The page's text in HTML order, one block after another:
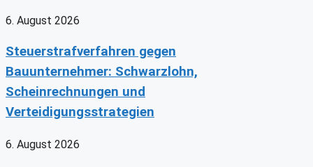
6. August 2026
Steuerstrafverfahren gegen
Bauunternehmer: Schwarzlohn,
Scheinrechnungen und
Verteidigungsstrategien
6. August 2026